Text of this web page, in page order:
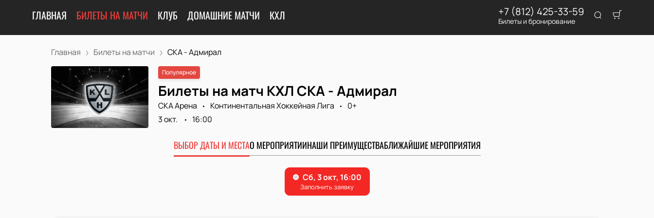
ГЛАВНАЯ БИЛЕТЫ НА МАТЧИ КЛУБ ДОМАШНИЕ МАТЧИ КХЛ +7 (812) 425-33-59
Билеты и бронирование
Главная Билеты на матчи СКА - Адмирал
Популярное
Билеты на матч КХЛ СКА - Адмирал
СКА Арена Континентальная Хоккейная Лига
0+
3 окт.
16:00
ВЫБОР ДАТЫ И МЕСТАО МЕРОПРИЯТИИНАШИ ПРЕИМУЩЕСТВАБЛИЖАЙШИЕ МЕРОПРИЯТИЯ